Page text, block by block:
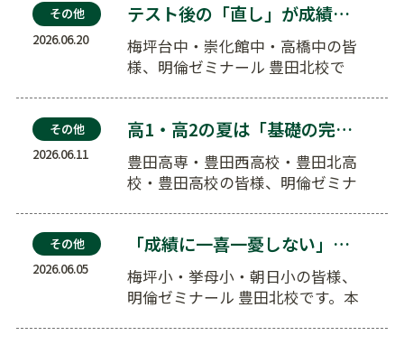
その他
2026.06.20
テスト後の「直し」が成績アップの特効薬になる理由
梅坪台中・崇化館中・高橋中の皆
様、明倫ゼミナール 豊田北校で
その他
2026.06.11
高1・高2の夏は「基礎の完成」が全て。偏差値を上げ…
豊田高専・豊田西高校・豊田北高
校・豊田高校の皆様、明倫ゼミナ
その他
2026.06.05
「成績に一喜一憂しない」が合格への近道！中学受験を…
梅坪小・挙母小・朝日小の皆様、
明倫ゼミナール 豊田北校です。本